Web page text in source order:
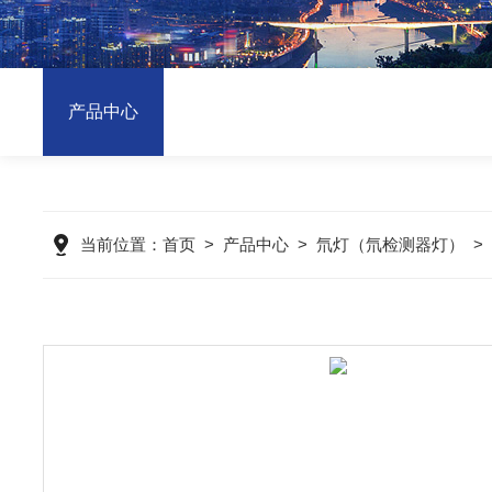
产品中心
当前位置： 首页 > 产品中心 > 氘灯（氘检测器灯） >